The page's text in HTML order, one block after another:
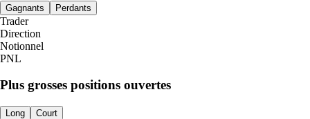
Gagnants Perdants
Trader
Direction
Notionnel
PNL
Plus grosses positions ouvertes
Long Court